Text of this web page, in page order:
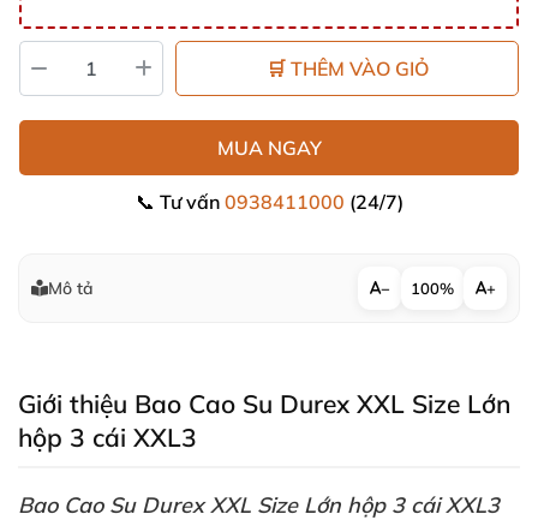
🛒 THÊM VÀO GIỎ
MUA NGAY
📞 Tư vấn 0938411000 (24/7)
Mô tả − 100% +
Giới thiệu Bao Cao Su Durex XXL Size Lớn
hộp 3 cái XXL3
Bao Cao Su Durex XXL Size Lớn hộp 3 cái XXL3